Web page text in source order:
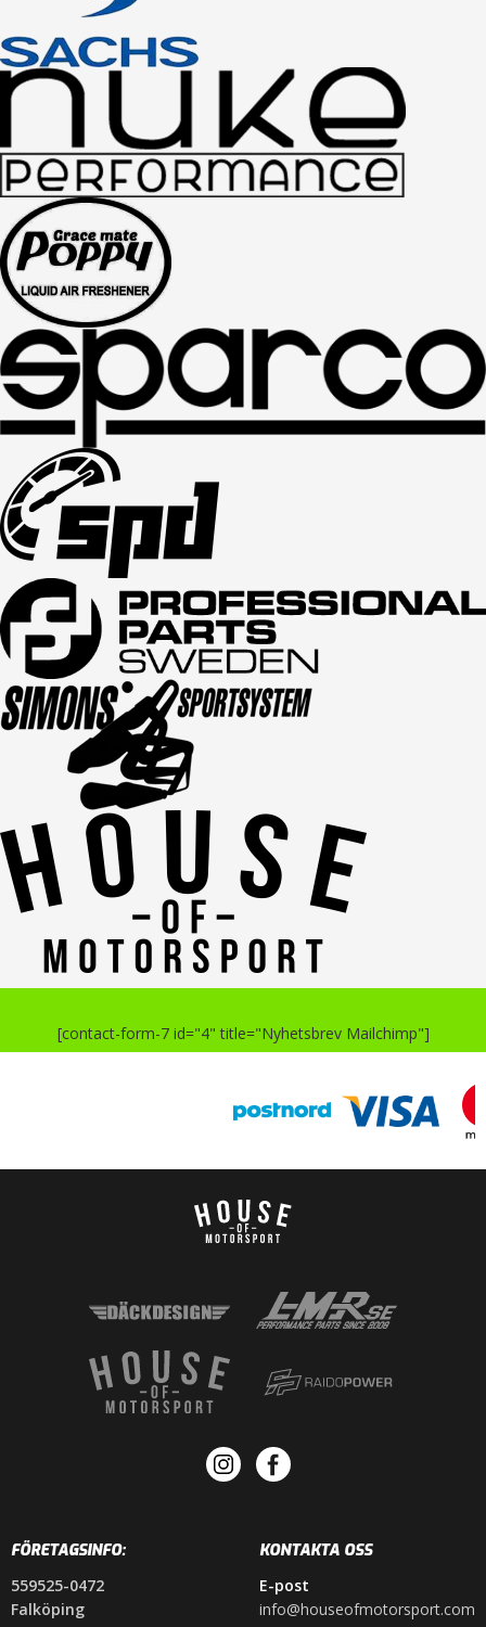
[contact-form-7 id="4" title="Nyhetsbrev Mailchimp"]
FÖRETAGSINFO:
559525-0472
Falköping
KONTAKTA OSS
E-post
info@houseofmotorsport.com